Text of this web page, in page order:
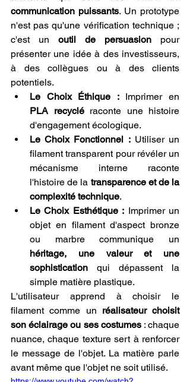
communication puissants. Un prototype
n'est pas qu'une vérification technique ;
c'est un outil de persuasion pour
présenter une idée à des investisseurs,
à des collègues ou à des clients
potentiels.
Le Choix Éthique :
PLA recyclé raconte une histoire
d'engagement écologique.
Le Choix Fonctionnel : Utiliser un
filament transparent pour révéler un
mécanisme interne raconte
l'histoire de la transparence et de la
complexité technique.
Le Choix Esthétique : Imprimer un
objet en filament d'aspect bronze
héritage, une valeur et une
sophistication qui dépassent la
simple matière plastique.
L'utilisateur apprend à choisir le
filament comme un réalisateur choisit
son éclairage ou ses costumes : chaque
nuance, chaque texture sert à renforcer
le message de l'objet. La matière parle
avant même que l'objet ne soit utilisé.